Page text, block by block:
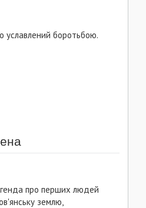
уславлений боротьбою.
про перших людей
землю,